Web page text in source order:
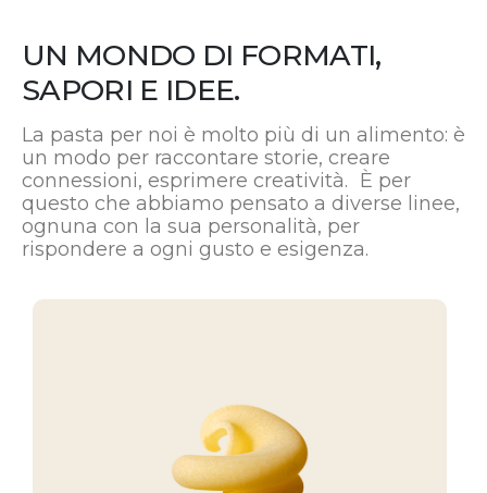
UN MONDO DI FORMATI,
SAPORI E IDEE.
La pasta per noi è molto più di un alimento: è
un modo per raccontare storie, creare
connessioni, esprimere creatività. È per
questo che abbiamo pensato a diverse linee,
ognuna con la sua personalità, per
rispondere a ogni gusto e esigenza.